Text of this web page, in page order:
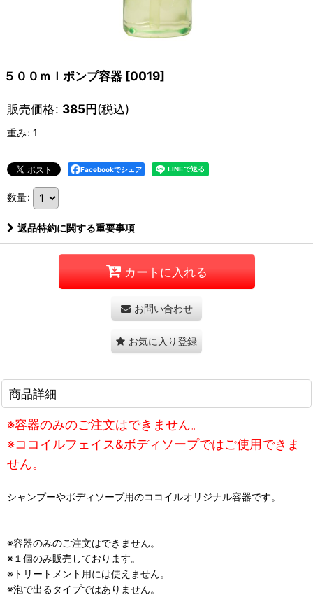
５００ｍｌポンプ容器 [0019]
販売価格: 385円(税込)
重み: 1
Facebookでシェア
数量:
返品特約に関する重要事項
カートに入れる
お問い合わせ
お気に入り登録
商品詳細
※容器のみのご注文はできません。
※ココイルフェイス&ボディソープではご使用できま
せん。
シャンプーやボディソープ用のココイルオリジナル容器です。
※容器のみのご注文はできません。
※１個のみ販売しております。
※トリートメント用には使えません。
※泡で出るタイプではありません。